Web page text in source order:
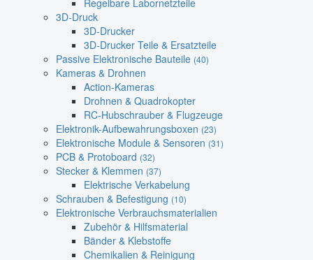
Regelbare Labornetzteile
3D-Druck
3D-Drucker
3D-Drucker Teile & Ersatzteile
Passive Elektronische Bauteile (40)
Kameras & Drohnen
Action-Kameras
Drohnen & Quadrokopter
RC-Hubschrauber & Flugzeuge
Elektronik-Aufbewahrungsboxen (23)
Elektronische Module & Sensoren (31)
PCB & Protoboard (32)
Stecker & Klemmen (37)
Elektrische Verkabelung
Schrauben & Befestigung (10)
Elektronische Verbrauchsmaterialien
Zubehör & Hilfsmaterial
Bänder & Klebstoffe
Chemikalien & Reinigung